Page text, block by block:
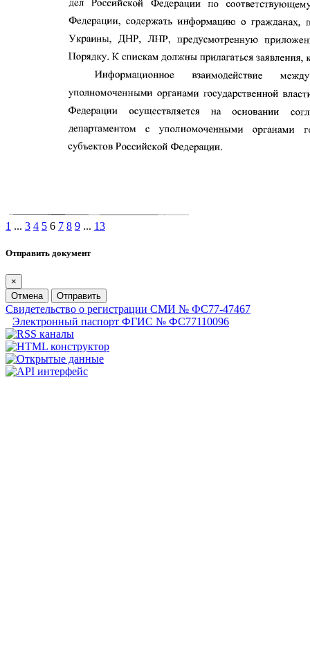
1 ... 3 4 5 6 7 8 9 ... 13
Отправить документ
×
Отмена
Отправить
Свидетельство о регистрации СМИ № ФС77-47467
Электронный паспорт ФГИС № ФС77110096